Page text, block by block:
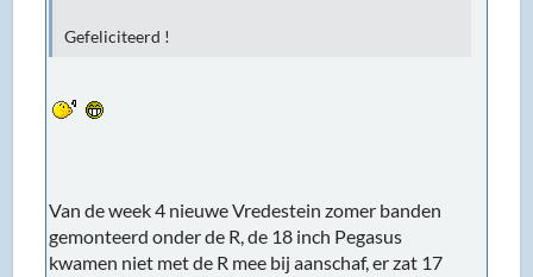
Gefeliciteerd !
Van de week 4 nieuwe Vredestein zomer banden
gemonteerd onder de R, de 18 inch Pegasus
kwamen niet met de R mee bij aanschaf, er zat 17